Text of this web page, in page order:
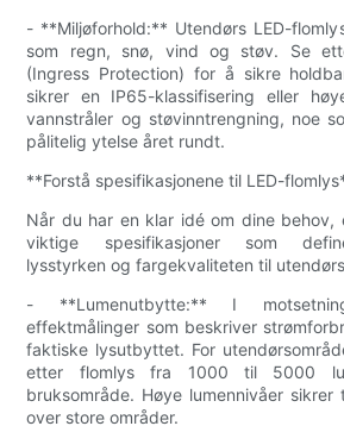
- **Miljøforhold:** Utendørs LED-
som regn, snø, vind og støv. Se
(Ingress Protection) for å sikre
sikrer en IP65-klassifisering eller
vannstråler og støvinntrengning, noe
pålitelig ytelse året rundt.
**Forstå spesifikasjonene til LED-
Når du har en klar idé om dine
viktige spesifikasjoner som
lysstyrken og fargekvaliteten til
- **Lumenutbytte:** I
effektmålinger som beskriver
faktiske lysutbyttet. For
etter flomlys fra 1000 til 5000
bruksområde. Høye lumennivåer
over store områder.